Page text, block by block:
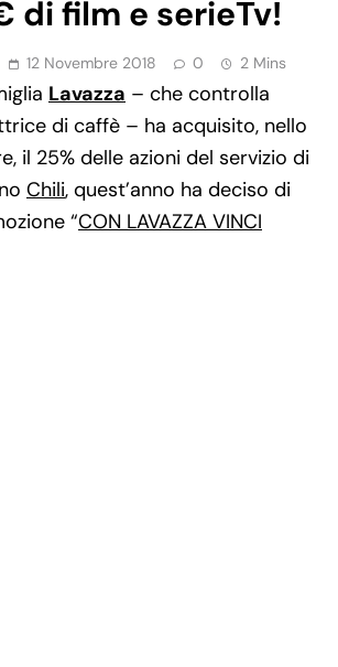
di film e serieTv!
12 Novembre 2018 0 2 Mins
Lavazza – che controlla
di caffè – ha acquisito, nello
il 25% delle azioni del servizio di
Chili, quest’anno ha deciso di
“CON LAVAZZA VINCI